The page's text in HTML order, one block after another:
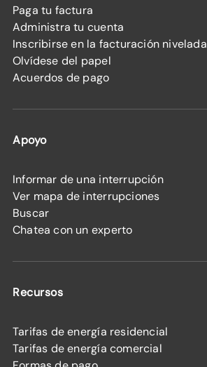
Paga tu factura
Administra tu cuenta
Inscribirse en la facturación nivelada
Olvídese del papel
Acuerdos de pago
Apoyo
Informar de una interrupción
Ver mapa de interrupciones
Buscar
Chatea con un experto
Recursos
Tarifas de energía residencial
Tarifas de energía comercial